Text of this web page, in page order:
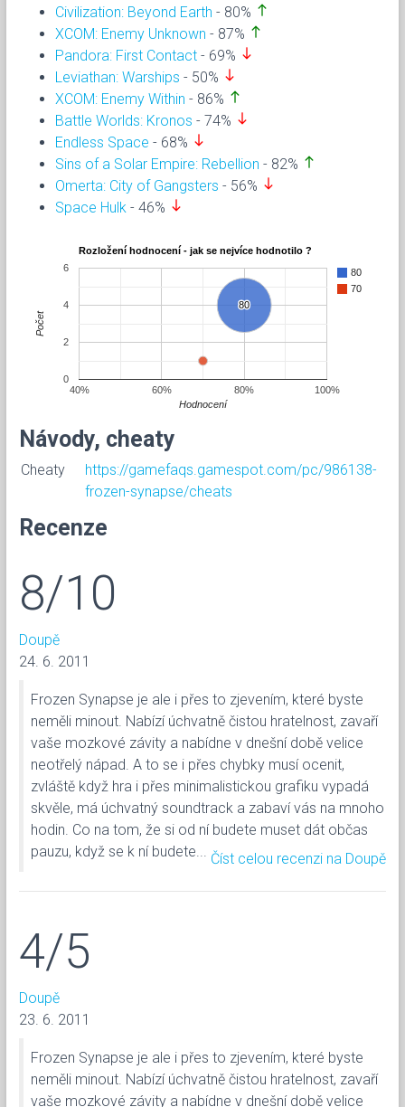
Civilization: Beyond Earth - 80% north
XCOM: Enemy Unknown - 87% north
Pandora: First Contact - 69% south
Leviathan: Warships - 50% south
XCOM: Enemy Within - 86% north
Battle Worlds: Kronos - 74% south
Endless Space - 68% south
Sins of a Solar Empire: Rebellion - 82% north
Omerta: City of Gangsters - 56% south
Space Hulk - 46% south
Rozložení hodnocení - jak se nejvíce hodnotilo ?
80
70
80
80
40% 60% 80% 100%
0
2
4
6
Hodnocení
Počet
Návody, cheaty
Cheaty
https://gamefaqs.gamespot.com/pc/986138-
frozen-synapse/cheats
Recenze
8/10
Doupě
24. 6. 2011
Frozen Synapse je ale i přes to zjevením, které byste
neměli minout. Nabízí úchvatně čistou hratelnost, zavaří
vaše mozkové závity a nabídne v dnešní době velice
neotřelý nápad. A to se i přes chybky musí ocenit,
zvláště když hra i přes minimalistickou grafiku vypadá
skvěle, má úchvatný soundtrack a zabaví vás na mnoho
hodin. Co na tom, že si od ní budete muset dát občas
pauzu, když se k ní budete...
Číst celou recenzi na Doupě
4/5
Doupě
23. 6. 2011
Frozen Synapse je ale i přes to zjevením, které byste
neměli minout. Nabízí úchvatně čistou hratelnost, zavaří
vaše mozkové závity a nabídne v dnešní době velice